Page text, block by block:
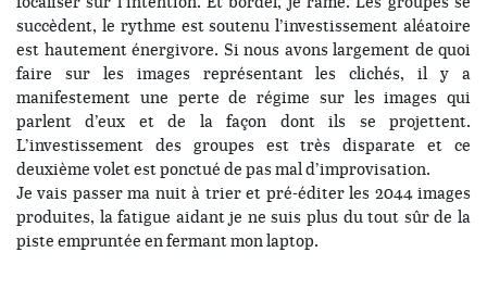
succèdent, le rythme est soutenu l’investissement aléatoire
est hautement énergivore. Si nous avons largement de quoi
faire sur les images représentant les clichés, il y a
manifestement une perte de régime sur les images qui
parlent d’eux et de la façon dont ils se projettent.
L’investissement des groupes est très disparate et ce
deuxième volet est ponctué de pas mal d’improvisation.
Je vais passer ma nuit à trier et pré-éditer les 2044 images
produites, la fatigue aidant je ne suis plus du tout sûr de la
piste empruntée en fermant mon laptop.